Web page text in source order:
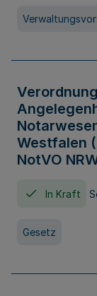
Westfalen
NotVO
In Kraft
Gesetz